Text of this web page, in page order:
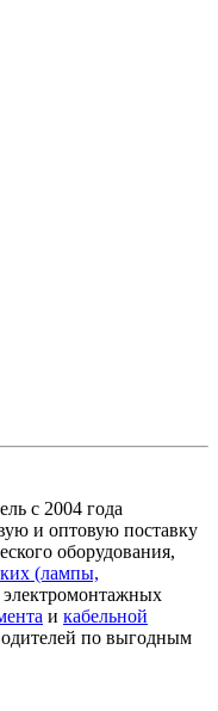
с 2004 года
и оптовую поставку
оборудования,
(лампы,
и кабельной
по выгодным